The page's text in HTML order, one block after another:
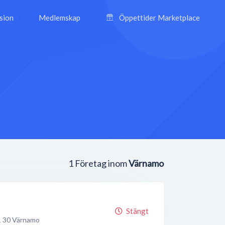
Medlemskap Öppettider Marketplace
1 Företag inomVärnamo
30Värnamo
Stängt